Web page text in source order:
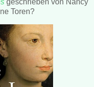
Toren?